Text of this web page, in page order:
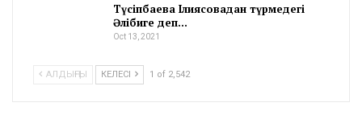
Түсіпбаева Ілиясовадан түрмедегі
Әлібиге деп…
Oct 13, 2021
АЛДЫҢҒЫ КЕЛЕСІ 1 of 2,542